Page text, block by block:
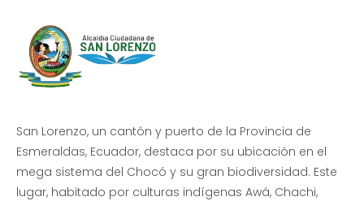
San Lorenzo, un cantón y puerto de la Provincia de
Esmeraldas, Ecuador, destaca por su ubicación en el
mega sistema del Chocó y su gran biodiversidad. Este
lugar, habitado por culturas indígenas Awá, Chachi,